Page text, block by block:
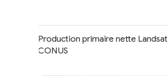
Production primaire nette Landsat
CONUS